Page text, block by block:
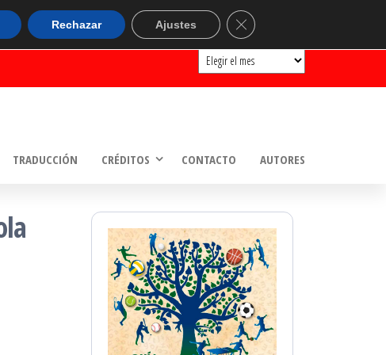
ARCHIVOS
Archivos
TRADUCCIÓN CRÉDITOS CONTACTO AUTORES
Rechazar Ajustes Cerrar el banner de cookies